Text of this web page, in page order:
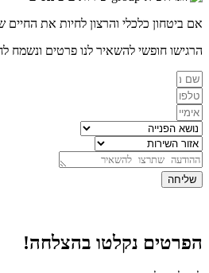
אם ביטחון כלכלי והרצון לחיות את החיים
הרגישו חופשי להשאיר לנו פרטים ונשמח
שליחה
הפרטים נקלטו בהצלחה!